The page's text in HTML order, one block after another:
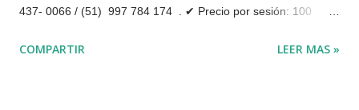
437- 0066 / (51) 997 784 174 . ✔ Precio por sesión: 100
de atención y terapia psicológica de forma virtual, a través de
COMPARTIR LEER MAS »